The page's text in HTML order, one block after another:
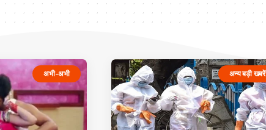
अभी-अभी अन्य बड़ी खबरें